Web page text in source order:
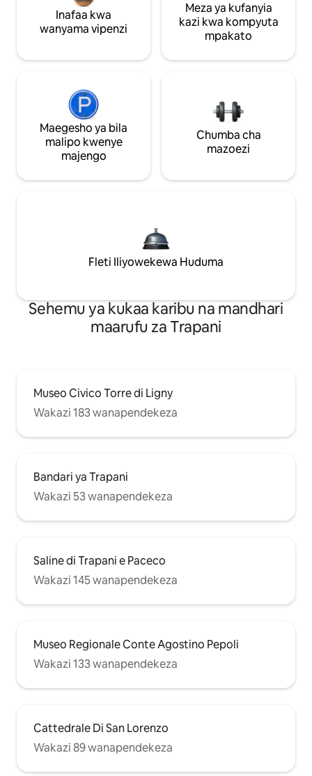
Inafaa kwa
wanyama vipenzi
Meza ya kufanyia
kazi kwa kompyuta
mpakato
Maegesho ya bila
malipo kwenye
majengo
Chumba cha
mazoezi
Fleti Iliyowekewa Huduma
Sehemu ya kukaa karibu na mandhari
maarufu za Trapani
Museo Civico Torre di Ligny
Wakazi 183 wanapendekeza
Bandari ya Trapani
Wakazi 53 wanapendekeza
Saline di Trapani e Paceco
Wakazi 145 wanapendekeza
Museo Regionale Conte Agostino Pepoli
Wakazi 133 wanapendekeza
Cattedrale Di San Lorenzo
Wakazi 89 wanapendekeza